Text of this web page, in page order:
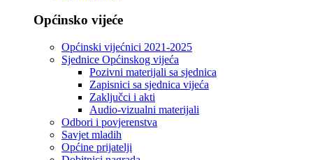
Općinsko vijeće
Općinski vijećnici 2021-2025
Sjednice Općinskog vijeća
Pozivni materijali sa sjednica
Zapisnici sa sjednica vijeća
Zaključci i akti
Audio-vizualni materijali
Odbori i povjerenstva
Savjet mladih
Općine prijatelji